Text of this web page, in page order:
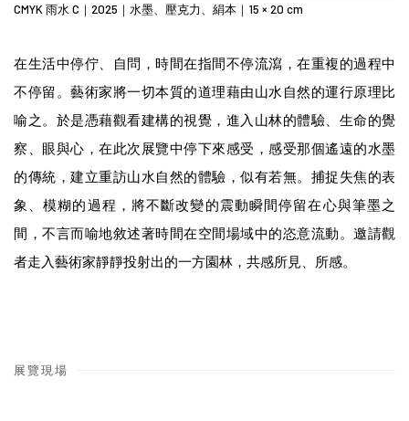
CMYK 雨水 C｜2025｜水墨、壓克力、絹本｜15 × 20 cm
在生活中停佇、自問，時間在指間不停流瀉，在重複的過程中
不停留。藝術家將一切本質的道理藉由山水自然的運行原理比
喻之。於是憑藉觀看建構的視覺，進入山林的體驗、生命的覺
察、眼與心，在此次展覽中停下來感受，感受那個遙遠的水墨
的傳統，建立重訪山水自然的體驗，似有若無。捕捉失焦的表
象、模糊的過程，將不斷改變的震動瞬間停留在心與筆墨之
間，不言而喻地敘述著時間在空間場域中的恣意流動。邀請觀
者走入藝術家靜靜投射出的一方園林，共感所見、所感。
展覽現場